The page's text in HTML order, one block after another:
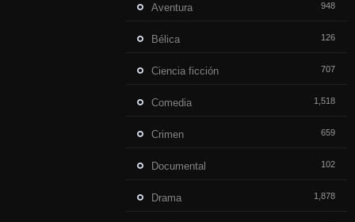
Aventura 948
Bélica 126
Ciencia ficción 707
Comedia 1,518
Crimen 659
Documental 102
Drama 1,878